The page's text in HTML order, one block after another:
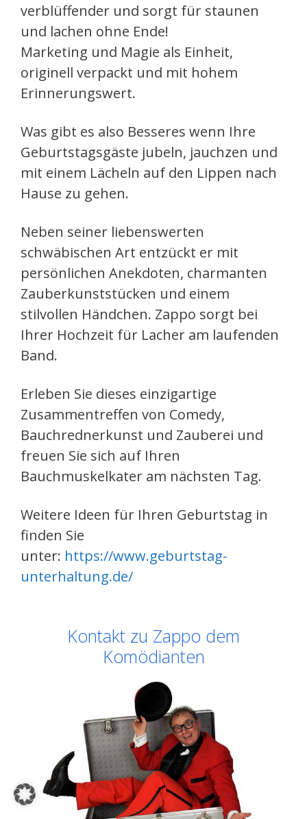
verblüffender und sorgt für staunen
und lachen ohne Ende!
Marketing und Magie als Einheit,
originell verpackt und mit hohem
Erinnerungswert.
Was gibt es also Besseres wenn Ihre
Geburtstagsgäste jubeln, jauchzen und
mit einem Lächeln auf den Lippen nach
Hause zu gehen.
Neben seiner liebenswerten
schwäbischen Art entzückt er mit
persönlichen Anekdoten, charmanten
Zauberkunststücken und einem
stilvollen Händchen. Zappo sorgt bei
Ihrer Hochzeit für Lacher am laufenden
Band.
Erleben Sie dieses einzigartige
Zusammentreffen von Comedy,
Bauchrednerkunst und Zauberei und
freuen Sie sich auf Ihren
Bauchmuskelkater am nächsten Tag.
Weitere Ideen für Ihren Geburtstag in
finden Sie
unter: https://www.geburtstag-
unterhaltung.de/
Kontakt zu Zappo dem
Komödianten